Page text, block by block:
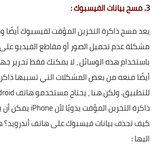
3. مسح بيانات الفيسبوك :
يعد مسح ذاكرة التخزين المؤقت لفيسبوك أيضًا
مشكلة عدم تحميل الصور أو مقاطع الفيديو
باستخدام هذه الوسائل ، لا يمكنك فقط تحرير
أيضًا منعه من بعض المشكلات التي تسببها
ذاكرة التخزين المؤقت يدويًا لأن iPhone يمكن أن يمحوها تلقائيًا.
كيف تحذف بيانات فيسبوك على هاتف أندرويد؟
اليها :